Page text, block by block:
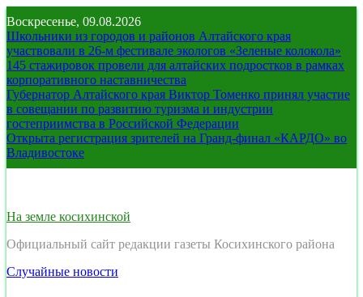
Перейти
к
содержимому
Воскресенье, 09.08.2026
Школьники из городов и районов Алтайского края
участвовали в 26-м фестивале экологов «Зеленые колокола»
145 стажировок провели для алтайских подростков в рамках
корпоративного наставничества
Губернатор Алтайского края Виктор Томенко принял участие
в совещании по развитию туризма и индустрии
гостеприимства в Российской Федерации
Открыта регистрация зрителей на Гранд-финал «КАРДО» во
Владивостоке
На земле косихинской
Официальный сайт редакции газеты Косихинского района
Случайные новости